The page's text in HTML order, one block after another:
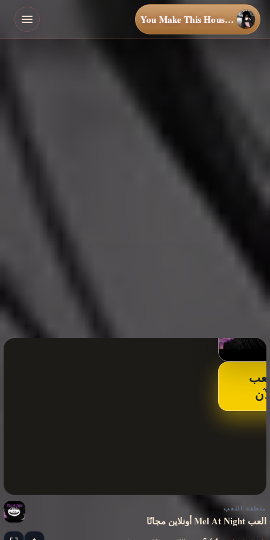
You Make This House a Home
منطقة اللعب
العب Mel At Night أونلاين مجانًا